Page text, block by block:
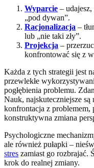
Wyparcie –
„pod dywan”.
Racjonalizacja –
lub „nie taki zły”.
Projekcja –
konfrontować się z
Każda z tych strategii jest
przewlekłe
pogłębienia problemu.
Nauk, najskuteczniejsze
konfrontacja z
konstruktywna zmiana
Psychologiczne
ale również pułapki –
stres zamiast go rozbrajać.
krok do realnej zmiany.